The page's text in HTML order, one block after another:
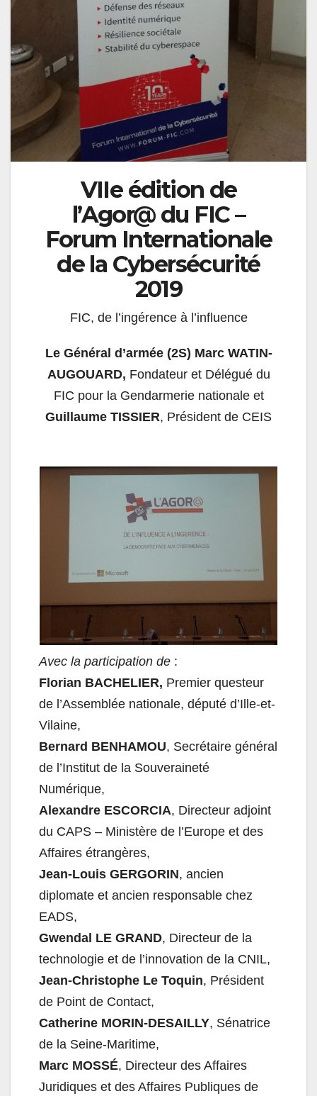
VIIe édition de
l’Agor@ du FIC–
Forum Internationale
de la Cybersécurité
2019
FIC, de l’ingérence à l’influence
Le Général d’armée (2S) Marc WATIN-
AUGOUARD, Fondateur et Délégué du
FIC pour la Gendarmerie nationale et
Guillaume TISSIER, Président de CEIS
Avec la participation de :
Florian BACHELIER, Premier questeur
de l’Assemblée nationale, député d’Ille-et-
Vilaine,
Bernard BENHAMOU, Secrétaire général
de l’Institut de la Souveraineté
Numérique,
Alexandre ESCORCIA, Directeur adjoint
du CAPS – Ministère de l’Europe et des
Affaires étrangères,
Jean-Louis GERGORIN, ancien
diplomate et ancien responsable chez
EADS,
Gwendal LE GRAND, Directeur de la
technologie et de l’innovation de la CNIL,
Jean-Christophe Le Toquin, Président
de Point de Contact,
Catherine MORIN-DESAILLY, Sénatrice
de la Seine-Maritime,
Marc MOSSÉ, Directeur des Affaires
Juridiques et des Affaires Publiques de